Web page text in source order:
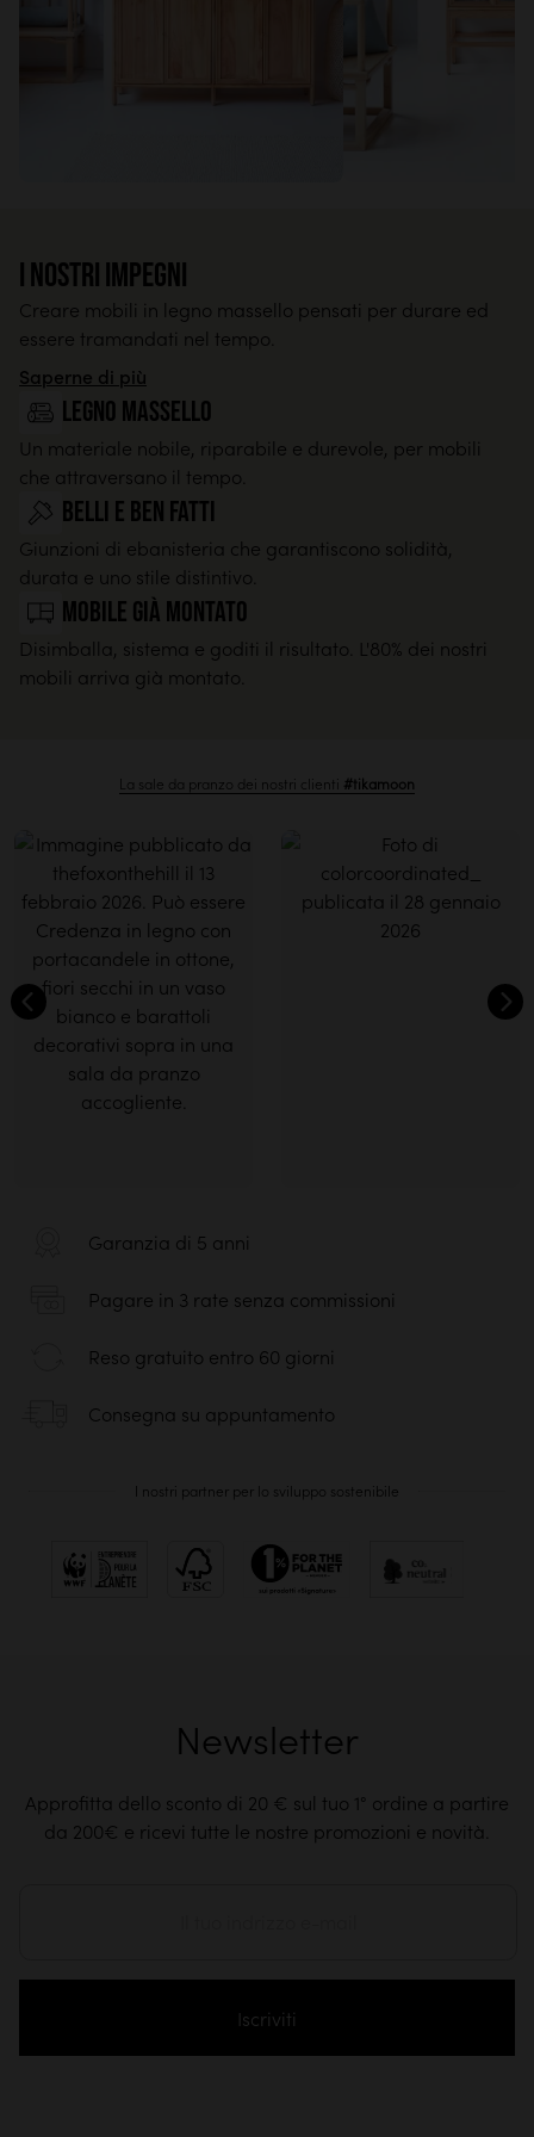
I nostri impegni
Creare mobili in legno massello pensati per durare ed
essere tramandati nel tempo.
Saperne di più
legno massello
Un materiale nobile, riparabile e durevole, per mobili
che attraversano il tempo.
Belli e ben fatti
Giunzioni di ebanisteria che garantiscono solidità,
durata e uno stile distintivo.
Mobile già montato
Disimballa, sistema e goditi il risultato. L'80% dei nostri
mobili arriva già montato.
La sale da pranzo dei nostri clienti #tikamoon
Garanzia di 5 anni
Pagare in 3 rate senza commissioni
Reso gratuito entro 60 giorni
Consegna su appuntamento
I nostri partner per lo sviluppo sostenibile
Newsletter
Approfitta dello sconto di 20 € sul tuo 1° ordine a partire
da 200€ e ricevi tutte le nostre promozioni e novità.
Iscriviti